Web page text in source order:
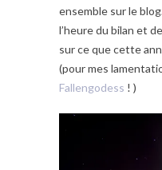
ensemble sur le
l’heure du bilan et
sur ce que cette
(pour mes
Fallengodess ! )